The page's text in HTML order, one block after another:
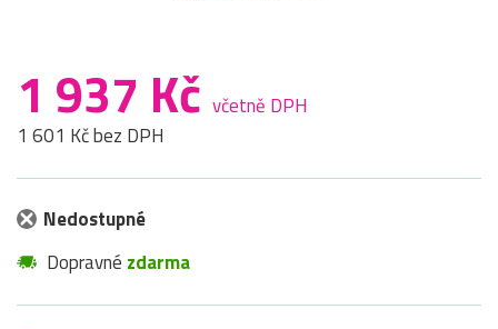
1 937 Kč včetně DPH
1 601 Kč bez DPH
Nedostupné
Dopravné zdarma